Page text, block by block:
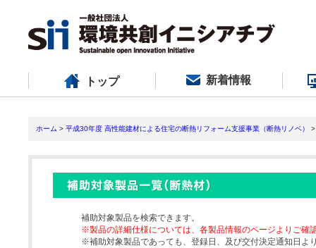
トップ 新着情報
ホーム > 平成30年度 高性能建材による住宅の断熱リフォーム支援事業（断熱リノベ）
補助対象製品を検索できます。
※製品の詳細仕様については、各製品情報のページよりご確
※補助対象製品であっても、登録日、及び交付決定通知日よ